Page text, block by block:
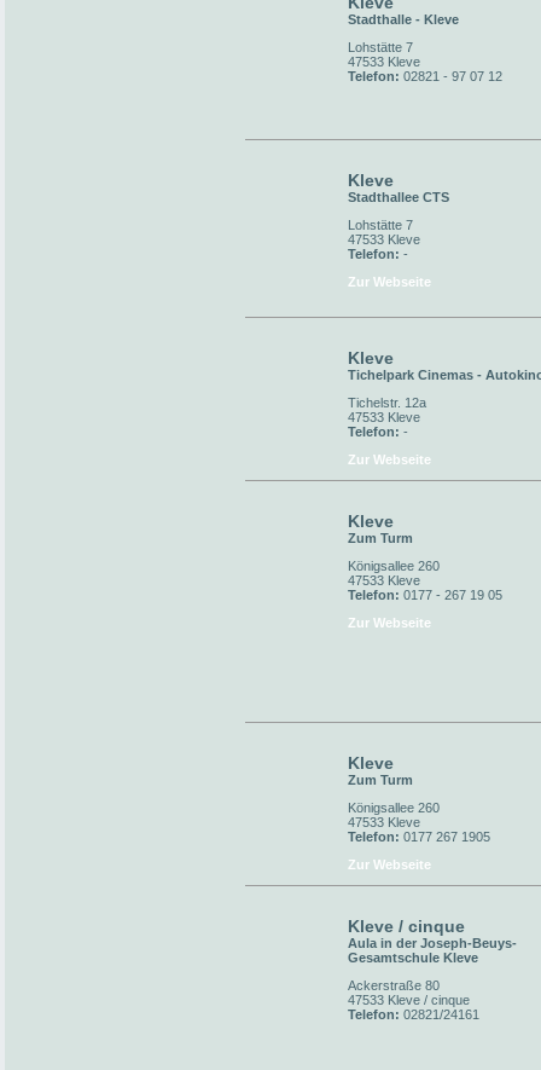
Stadthalle - Kleve
Lohstätte 7
47533 Kleve
Telefon: 02821 - 97 07 12
Kleve
Stadthallee CTS
Lohstätte 7
47533 Kleve
Telefon: -
Zur Webseite
Kleve
Tichelpark Cinemas -
Tichelstr. 12a
47533 Kleve
Telefon: -
Zur Webseite
Kleve
Zum Turm
Königsallee 260
47533 Kleve
Telefon: 0177 - 267 19 05
Zur Webseite
Kleve
Zum Turm
Königsallee 260
47533 Kleve
Telefon: 0177 267 1905
Zur Webseite
Kleve / cinque
Aula in der Joseph-Beuys-
Gesamtschule Kleve
Ackerstraße 80
47533 Kleve / cinque
Telefon: 02821/24161